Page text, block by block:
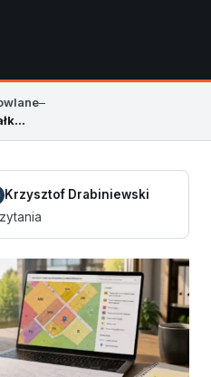
–
Jak sprawdzić MPZP dla działki? Prosty poradnik
Krzysztof Drabiniewski